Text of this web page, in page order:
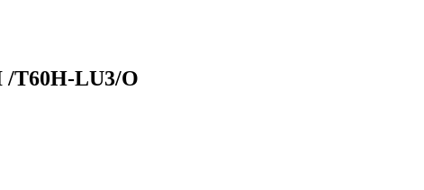
/T60H-LU3/O